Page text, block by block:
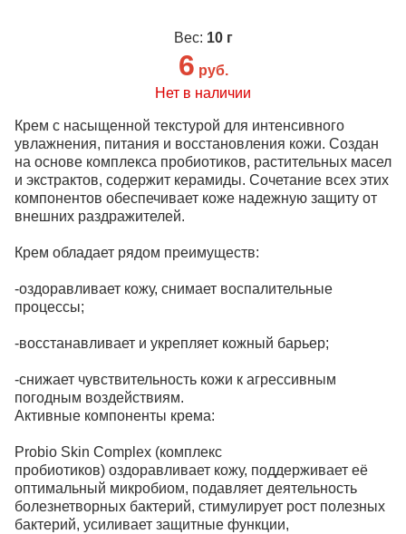
Вес: 10 г
6 руб.
Нет в наличии
Крем с насыщенной текстурой для интенсивного
увлажнения, питания и восстановления кожи. Создан
на основе комплекса пробиотиков, растительных масел
и экстрактов, содержит керамиды. Сочетание всех этих
компонентов обеспечивает коже надежную защиту от
внешних раздражителей.
Крем обладает рядом преимуществ:
-оздоравливает кожу, снимает воспалительные
процессы;
-восстанавливает и укрепляет кожный барьер;
-снижает чувствительность кожи к агрессивным
погодным воздействиям.
Активные компоненты крема:
Probio Skin Complex (комплекс
пробиотиков) оздоравливает кожу, поддерживает её
оптимальный микробиом, подавляет деятельность
болезнетворных бактерий, стимулирует рост полезных
бактерий, усиливает защитные функции,